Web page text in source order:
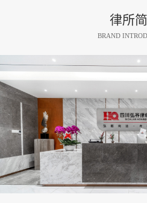
律所
BRAND